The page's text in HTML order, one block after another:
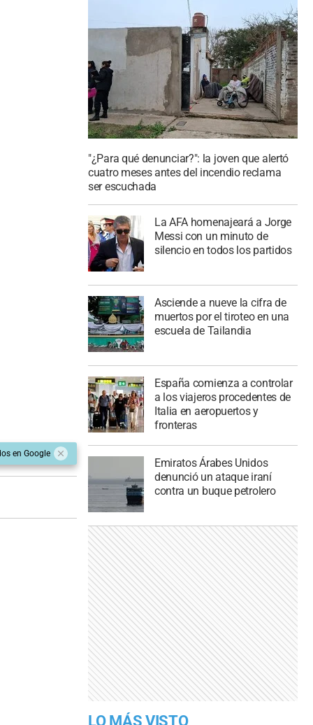
en Google
"¿Para qué denunciar?": la joven que alertó
cuatro meses antes del incendio reclama
ser escuchada
La AFA homenajeará a Jorge
Messi con un minuto de
silencio en todos los partidos
Asciende a nueve la cifra de
muertos por el tiroteo en una
escuela de Tailandia
España comienza a controlar
a los viajeros procedentes de
Italia en aeropuertos y
fronteras
Emiratos Árabes Unidos
denunció un ataque iraní
contra un buque petrolero
LO MÁS VISTO